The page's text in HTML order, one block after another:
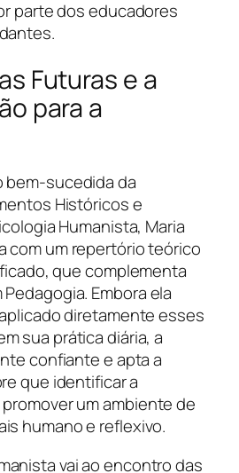
parte dos educadores
Futuras e a
para a
bem-sucedida da
Históricos e
Humanista, Maria
com um repertório teórico
que complementa
Embora ela
diretamente esses
sua prática diária, a
confiante e apta a
que identificar a
um ambiente de
humano e reflexivo.
vai ao encontro das